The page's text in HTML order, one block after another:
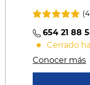
654 21 88
Cerrado
Conocer más